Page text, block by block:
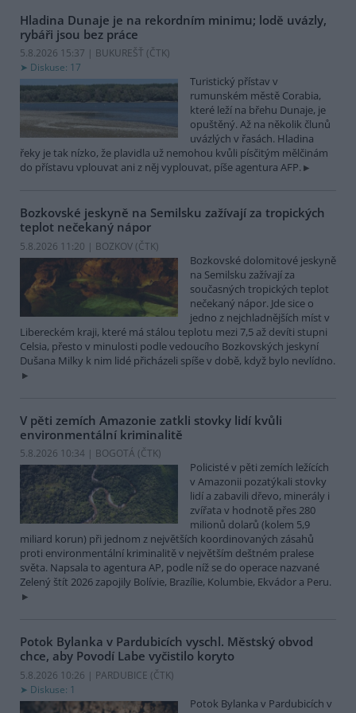
Hladina Dunaje je na rekordním minimu; lodě uvázly,
rybáři jsou bez práce
5.8.2026 15:37 | BUKUREŠŤ (ČTK)
Diskuse: 17
Turistický přístav v
rumunském městě Corabia,
které leží na břehu Dunaje, je
opuštěný. Až na několik člunů
uvázlých v řasách. Hladina
řeky je tak nízko, že plavidla už nemohou kvůli písčitým mělčinám
do přístavu vplouvat ani z něj vyplouvat, píše agentura AFP.
Bozkovské jeskyně na Semilsku zažívají za tropických
teplot nečekaný nápor
5.8.2026 11:20 | BOZKOV (ČTK)
Bozkovské dolomitové jeskyně
na Semilsku zažívají za
současných tropických teplot
nečekaný nápor. Jde sice o
jedno z nejchladnějších míst v
Libereckém kraji, které má stálou teplotu mezi 7,5 až devíti stupni
Celsia, přesto v minulosti podle vedoucího Bozkovských jeskyní
Dušana Milky k nim lidé přicházeli spíše v době, když bylo nevlídno.
V pěti zemích Amazonie zatkli stovky lidí kvůli
environmentální kriminalitě
5.8.2026 10:34 | BOGOTÁ (ČTK)
Policisté v pěti zemích ležících
v Amazonii pozatýkali stovky
lidí a zabavili dřevo, minerály i
zvířata v hodnotě přes 280
milionů dolarů (kolem 5,9
miliard korun) při jednom z největších koordinovaných zásahů
proti environmentální kriminalitě v největším deštném pralese
světa. Napsala to agentura AP, podle níž se do operace nazvané
Zelený štít 2026 zapojily Bolívie, Brazílie, Kolumbie, Ekvádor a Peru.
Potok Bylanka v Pardubicích vyschl. Městský obvod
chce, aby Povodí Labe vyčistilo koryto
5.8.2026 10:26 | PARDUBICE (ČTK)
Diskuse: 1
Potok Bylanka v Pardubicích v